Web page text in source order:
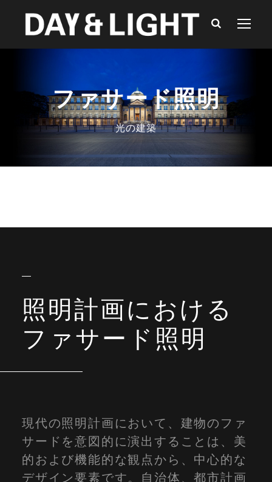
ファサード照明
光の建築
照明計画における
ファサード照明
現代の照明計画において、建物のファ
サードを意図的に演出することは、美
的および機能的な観点から、中心的な
デザイン要素です。自治体、都市計画